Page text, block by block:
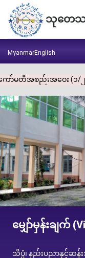
သုတေသ
MyanmarEnglish
မတီအစည်းအဝေး (၁/၂
မျှော်မှန်းချက်
သိပ္ပံ၊ နည်းပညာနှင့်ဆန်